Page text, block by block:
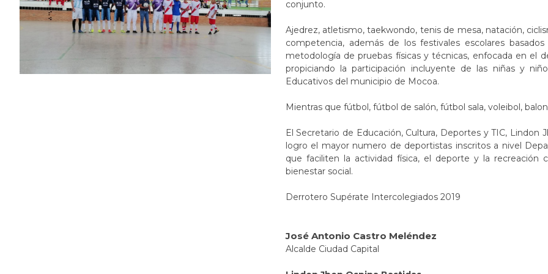
conjunto.
Ajedrez, atletismo, taekwondo, tenis de mesa, natación,
competencia, además de los festivales escolares
metodología de pruebas físicas y técnicas, enfocada en el
propiciando la participación incluyente de las niñas y
Educativos del municipio de Mocoa.
Mientras que fútbol, fútbol de salón, fútbol sala, voleibol,
El Secretario de Educación, Cultura, Deportes y TIC,
logro el mayor numero de deportistas inscritos a nivel
que faciliten la actividad física, el deporte y la
bienestar social.​
Derrotero Supérate Intercolegiados 2019
José Antonio Castro Meléndez
Alcalde Ciudad Capital